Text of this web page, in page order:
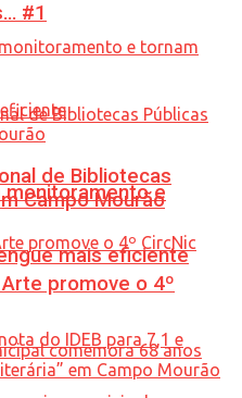
monitoramento e
mais eficiente
#1
de Bibliotecas
Campo Mourão
promove o 4º